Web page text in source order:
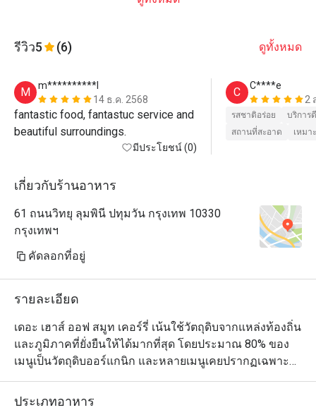
รีวิว5 (6) ดูทั้งหมด
M
m**********l
14 ธ.ค. 2568
fantastic food, fantastuc service and
มีประโยชน์ (0)
C
C****e
2
รสชาติอร่อย
บริการดี
สถานที่สะอาด
เหมา
เกี่ยวกับร้านอาหาร
61 ถนนวิทยุ ลุมพินี ปทุมวัน กรุงเทพ 10330
กรุงเทพฯ
คัดลอกที่อยู่
รายละเอียด
เดอะ เฮาส์ ออฟ สมูท เคอร์รี่ เน้นใช้วัตถุดิบจากแหล่งท้องถิ่น
และภูมิภาคที่ยั่งยืนให้ได้มากที่สุด โดยประมาณ 80% ของ
เมนูเป็นวัตถุดิบออร์แกนิก และหลายเมนูเคยปรากฏเฉพาะ
ในสำรับชาววังเท่านั้น เพิ่มความพิเศษและเอกลักษณ์ให้กับ
ประสบการณ์การรับประทานอาหารอย่างแท้จริง
ประเภทอาหาร